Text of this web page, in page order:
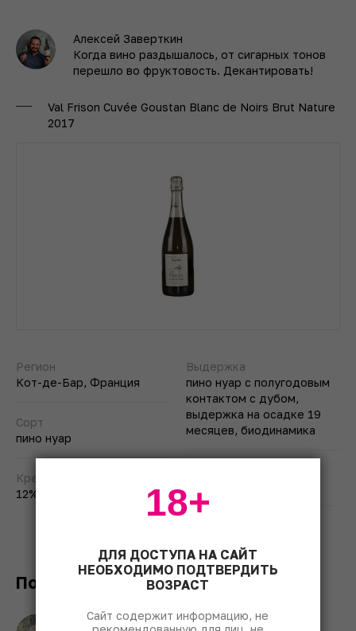
Алексей Заверткин
Когда вино раздышалось, от сигарных тонов
перешло во фруктовость. Декантировать!
Val Frison Cuvée Goustan Blanc de Noirs Brut Nature
2017
Регион
Кот-де-Бар, Франция
Сорт
пино нуар
Крепость
12%
Выдержка
пино нуар с полугодовым
контактом с дубом,
выдержка на осадке 19
месяцев, биодинамика
Постмодернизм
Влада Лесниченко
ДЛЯ ДОСТУПА НА САЙТ
НЕОБХОДИМО ПОДТВЕРДИТЬ
ВОЗРАСТ
Сайт содержит информацию, не
18+